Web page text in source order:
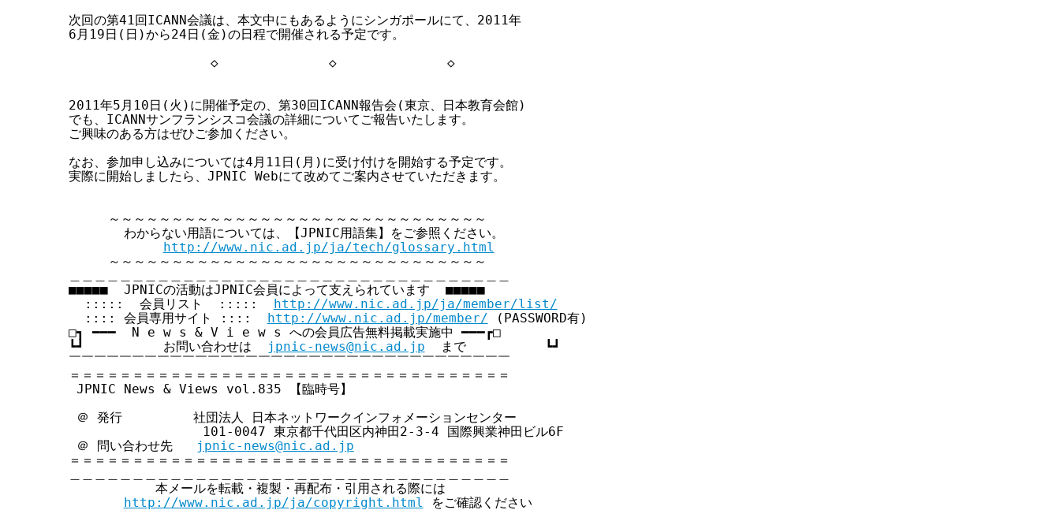
次回の第41回ICANN会議は、本文中にもあるようにシンガポールにて、2011年
6月19日(日)から24日(金)の日程で開催される予定です。
                  ◇              ◇              ◇
2011年5月10日(火)に開催予定の、第30回ICANN報告会(東京、日本教育会館)
でも、ICANNサンフランシスコ会議の詳細についてご報告いたします。
ご興味のある方はぜひご参加ください。
なお、参加申し込みについては4月11日(月)に受け付けを開始する予定です。
実際に開始しましたら、JPNIC Webにて改めてご案内させていただきます。
     ～～～～～～～～～～～～～～～～～～～～～～～～～～～～～～
       わからない用語については、【JPNIC用語集】をご参照ください。
http://www.nic.ad.jp/ja/tech/glossary.html
     ～～～～～～～～～～～～～～～～～～～～～～～～～～～～～～
■■■■■  JPNICの活動はJPNIC会員によって支えられています  ■■■■■
  :::::  会員リスト  :::::
http://www.nic.ad.jp/ja/member/list/
  :::: 会員専用サイト ::::
http://www.nic.ad.jp/member/ (PASSWORD有)
□┓ ━━━  N e w s & V i e w s への会員広告無料掲載実施中 ━━━┏□
┗┛          お問い合わせは
jpnic-news@nic.ad.jp
  まで          ┗┛
￣￣￣￣￣￣￣￣￣￣￣￣￣￣￣￣￣￣￣￣￣￣￣￣￣￣￣￣￣￣￣￣￣￣￣
＝＝＝＝＝＝＝＝＝＝＝＝＝＝＝＝＝＝＝＝＝＝＝＝＝＝＝＝＝＝＝＝＝＝＝
JPNIC News & Views vol.835 【臨時号】
＠ 発行         社団法人 日本ネットワークインフォメーションセンター
                 101-0047 東京都千代田区内神田2-3-4 国際興業神田ビル6F
＠ 問い合わせ先
jpnic-news@nic.ad.jp
＝＝＝＝＝＝＝＝＝＝＝＝＝＝＝＝＝＝＝＝＝＝＝＝＝＝＝＝＝＝＝＝＝＝＝
           本メールを転載・複製・再配布・引用される際には
http://www.nic.ad.jp/ja/copyright.html をご確認ください